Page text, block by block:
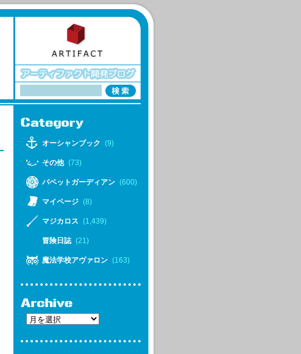
オーシャンブック (9)
その他 (73)
パペットガーディアン (600)
マイページ (8)
マジカロス (1,439)
冒険日誌 (21)
魔法学校アヴァロン (163)